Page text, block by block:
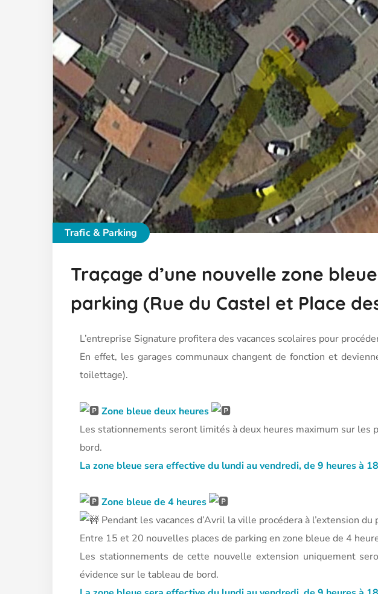
Trafic & Parking
Traçage d’une nouvelle zone
parking (Rue du Castel et Place
L’entreprise Signature profitera des vacances scolaires pour
En effet, les garages communaux changent de fonction et
toilettage).
Zone bleue deux heures
Les stationnements seront limités à deux heures maximum sur les
bord.
La zone bleue sera effective du lundi au vendredi, de 9 heures à
Zone bleue de 4 heures
Pendant les vacances d’Avril la ville procédera à l’extension
Entre 15 et 20 nouvelles places de parking en zone bleue de 4
Les stationnements de cette nouvelle extension uniquement
évidence sur le tableau de bord.